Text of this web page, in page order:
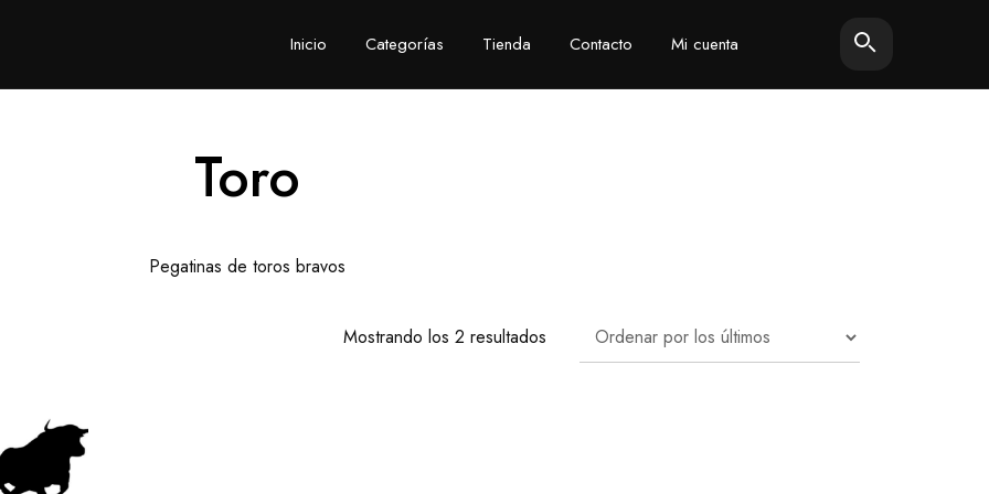
Inicio Categorías Tienda Contacto Mi cuenta
Toro
Pegatinas de toros bravos
Mostrando los 2 resultados Ordenado